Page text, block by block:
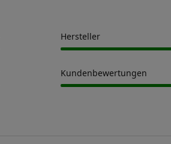
Hersteller
Kundenbewertungen